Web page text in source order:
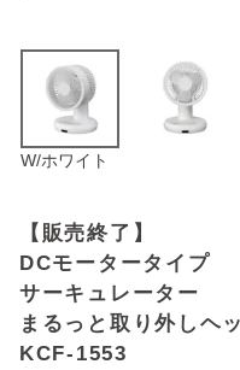
ログイン
お問い合わせ
W/ホワイト
【販売終了】
DCモータータイプ
サーキュレーター
まるっと取り外しヘ
KCF-1553